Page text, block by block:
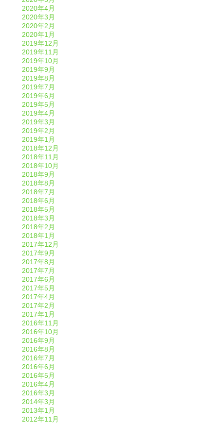
2020年4月
2020年3月
2020年2月
2020年1月
2019年12月
2019年11月
2019年10月
2019年9月
2019年8月
2019年7月
2019年6月
2019年5月
2019年4月
2019年3月
2019年2月
2019年1月
2018年12月
2018年11月
2018年10月
2018年9月
2018年8月
2018年7月
2018年6月
2018年5月
2018年3月
2018年2月
2018年1月
2017年12月
2017年9月
2017年8月
2017年7月
2017年6月
2017年5月
2017年4月
2017年2月
2017年1月
2016年11月
2016年10月
2016年9月
2016年8月
2016年7月
2016年6月
2016年5月
2016年4月
2016年3月
2014年3月
2013年1月
2012年11月